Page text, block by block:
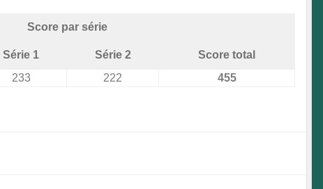
Score par série
Série 1 Série 2
Score total
233 222 455